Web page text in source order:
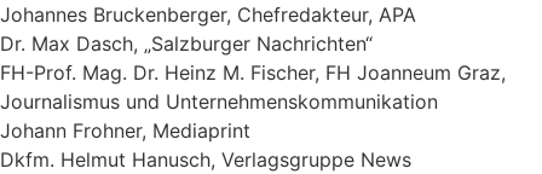
Johannes Bruckenberger, Chefredakteur, APA
Dr. Max Dasch, „Salzburger Nachrichten“
FH-Prof. Mag. Dr. Heinz M. Fischer, FH Joanneum Graz,
Journalismus und Unternehmenskommunikation
Johann Frohner, Mediaprint
Dkfm. Helmut Hanusch, Verlagsgruppe News